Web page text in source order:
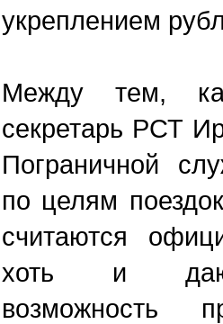
укреплением
Между тем,
секретарь РСТ
Пограничной
по целям
считаются
хоть и дают
возможность